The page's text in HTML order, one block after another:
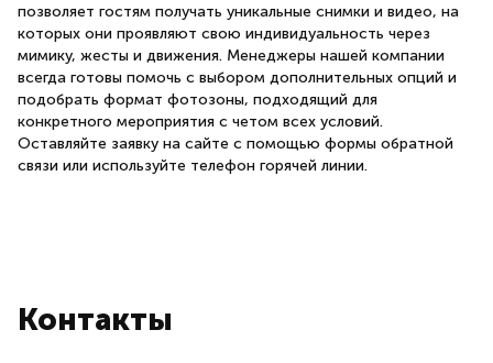
позволяет гостям получать уникальные снимки и видео, на
которых они проявляют свою индивидуальность через
мимику, жесты и движения. Менеджеры нашей компании
всегда готовы помочь с выбором дополнительных опций и
подобрать формат фотозоны, подходящий для
конкретного мероприятия с четом всех условий.
Оставляйте заявку на сайте с помощью формы обратной
связи или используйте телефон горячей линии.
Контакты